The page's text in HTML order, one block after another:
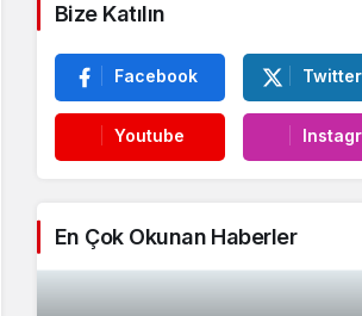
Bize Katılın
Facebook Twitter
Youtube
En Çok Okunan Haberler